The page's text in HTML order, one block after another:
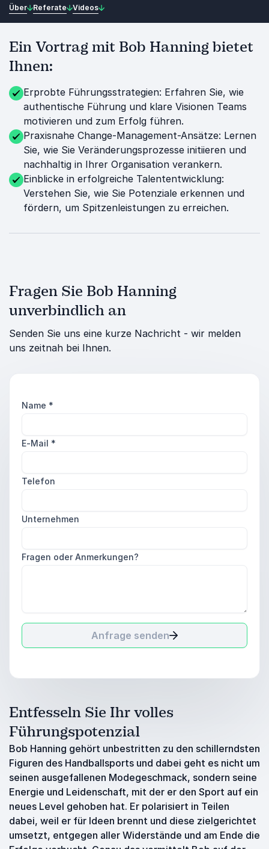
Über Referate Videos
Ein Vortrag mit Bob Hanning bietet
Ihnen:
Erprobte Führungsstrategien: Erfahren Sie, wie
authentische Führung und klare Visionen Teams
motivieren und zum Erfolg führen.
Praxisnahe Change-Management-Ansätze: Lernen
Sie, wie Sie Veränderungsprozesse initiieren und
nachhaltig in Ihrer Organisation verankern.
Einblicke in erfolgreiche Talententwicklung:
Verstehen Sie, wie Sie Potenziale erkennen und
fördern, um Spitzenleistungen zu erreichen.
Fragen Sie Bob Hanning
unverbindlich an
Senden Sie uns eine kurze Nachricht - wir melden
uns zeitnah bei Ihnen.
Name *
E-Mail *
Telefon
Unternehmen
Fragen oder Anmerkungen?
Anfrage senden
Entfesseln Sie Ihr volles
Führungspotenzial
Bob Hanning gehört unbestritten zu den schillerndsten
Figuren des Handballsports und dabei geht es nicht um
seinen ausgefallenen Modegeschmack, sondern seine
Energie und Leidenschaft, mit der er den Sport auf ein
neues Level gehoben hat. Er polarisiert in Teilen
dabei, weil er für Ideen brennt und diese zielgerichtet
umsetzt, entgegen aller Widerstände und am Ende die